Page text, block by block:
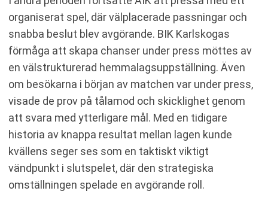
organiserat spel, där välplacerade passningar och
snabba beslut blev avgörande. BIK Karlskogas
förmåga att skapa chanser under press möttes av
en välstrukturerad hemmalagsuppställning. Även
om besökarna i början av matchen var under press,
visade de prov på tålamod och skicklighet genom
att svara med ytterligare mål. Med en tidigare
historia av knappa resultat mellan lagen kunde
kvällens seger ses som en taktiskt viktigt
vändpunkt i slutspelet, där den strategiska
omställningen spelade en avgörande roll.